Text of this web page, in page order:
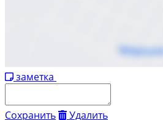
заметка
Сохранить Удалить